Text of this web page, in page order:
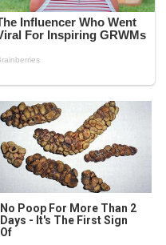
No Poop For More Than 2
Days - It's The First Sign
Of